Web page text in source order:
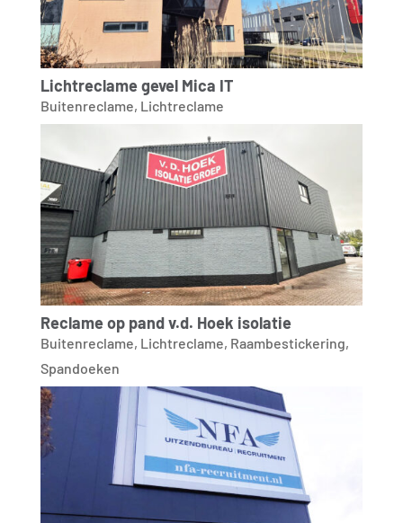
Lichtreclame gevel Mica IT
Buitenreclame, Lichtreclame
Reclame op pand v.d. Hoek isolatie
Buitenreclame, Lichtreclame, Raambestickering,
Spandoeken